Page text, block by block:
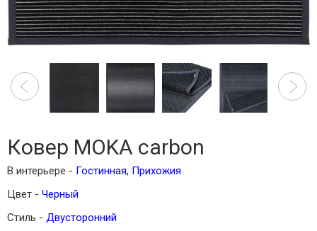
Ковер MOKA carbon
В интерьере - Гостинная, Прихожия
Цвет - Черный
Стиль - Двусторонний